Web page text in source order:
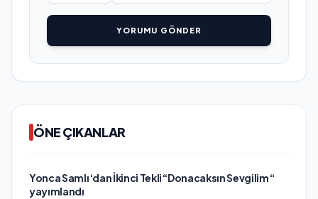
YORUMU GÖNDER
ÖNE ÇIKANLAR
Yonca Samlı ‘dan İkinci Tekli “Donacaksın Sevgilim “
yayımlandı